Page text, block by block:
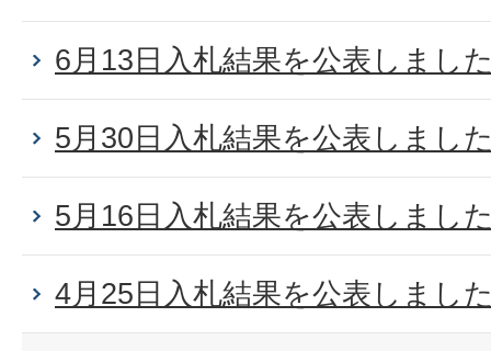
6月13日入札結果を公表しまし
5月30日入札結果を公表しまし
5月16日入札結果を公表しまし
4月25日入札結果を公表しまし